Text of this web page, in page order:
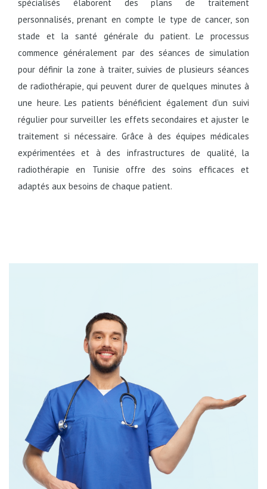
spécialisés élaborent des plans de traitement
personnalisés, prenant en compte le type de cancer, son
stade et la santé générale du patient. Le processus
commence généralement par des séances de simulation
pour définir la zone à traiter, suivies de plusieurs séances
de radiothérapie, qui peuvent durer de quelques minutes à
une heure. Les patients bénéficient également d’un suivi
régulier pour surveiller les effets secondaires et ajuster le
traitement si nécessaire. Grâce à des équipes médicales
expérimentées et à des infrastructures de qualité, la
radiothérapie en Tunisie offre des soins efficaces et
adaptés aux besoins de chaque patient.